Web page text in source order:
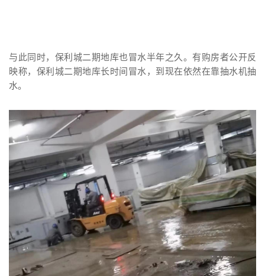
与此同时，保利城二期地库也冒水半年之久。有购房者公开反
映称，保利城二期地库长时间冒水，到现在依然在靠抽水机抽
水。